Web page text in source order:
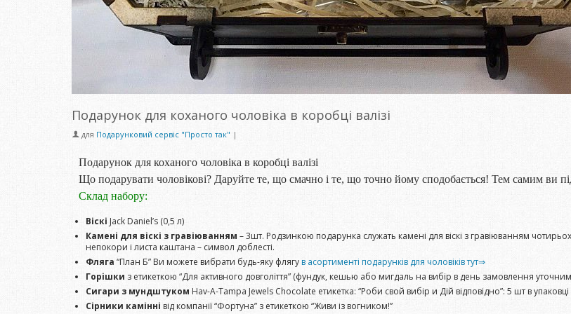
Подарунок для коханого чоловіка в коробці валізі
для Подарунковий сервіс "Просто так" |
Подарунок для коханого чоловіка в коробці валізі
Що подарувати чоловікові? Даруйте те, що смачно і те, що точно йому сподобається! ️Тем самим ви
Склад набору:
Віскі Jack Daniel’s (0,5 л)
Камені для віскі з гравіюванням – 3шт. Родзинкою подарунка служать камені для віскі з гравіюванням
непокори і листа каштана – символ доблесті.
Фляга “План Б” Ви можете вибрати будь-яку флягув асортименті подарунків для чоловіків тут⇒
Горішки з етикеткою “Для активного довголіття” (фундук, кешью або мигдаль на вибір в день замовлення
Сигари з мундштуком Hav-A-Tampa Jewels Chocolate етикетка: “Роби свой вибір и Дій відповідно”: 5 шт в упаковці
Сірники камінні від компанії “Фортуна” з етикеткою “Живи із вогником!”